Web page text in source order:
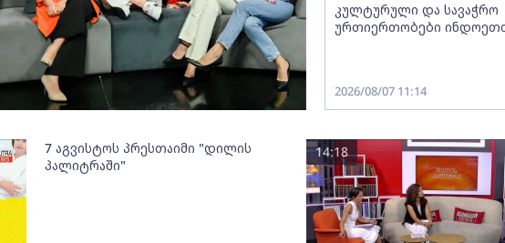
კულტურული და სავაჭრო
ურთიერთობები
2026/08/07 11:14
7 აგვისტოს პრესთაიმი "დილის
პალიტრაში"
14:18